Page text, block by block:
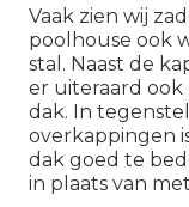
Vaak zien wij
poolhouse ook
stal. Naast de
er uiteraard ook
dak. In
overkappingen
dak goed te
in plaats van